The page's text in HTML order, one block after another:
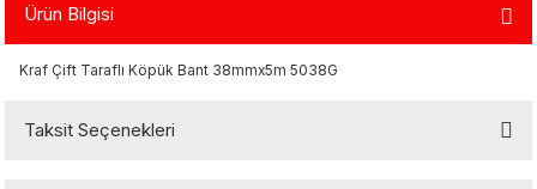
Ürün Bilgisi
Kraf Çift Taraflı Köpük Bant 38mmx5m 5038G
Taksit Seçenekleri